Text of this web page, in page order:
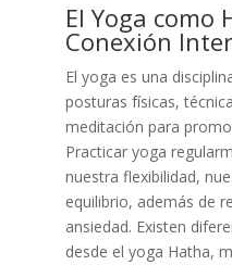
El Yoga como
Conexión
El yoga es una
posturas físicas,
meditación para
Practicar yoga
nuestra flexibilidad,
equilibrio, además de
ansiedad. Existen
desde el yoga Hatha,